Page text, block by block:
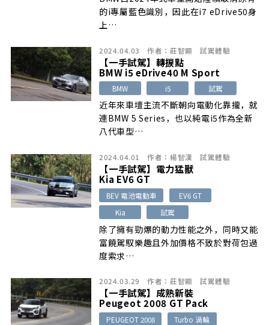
的i專屬藍色識別，因此在i7 eDrive50身
上…
2024.04.03 作者： 莊智顯 試駕體驗
【一手試駕】轉捩點
BMW i5 eDrive40 M Sport
BMW i5 試駕
近年來車壇主流不斷朝向電動化靠攏，就
連BMW 5 Series，也以純電i5作為全新
八代車型…
2024.04.01 作者： 楊智漢 試駕體驗
【一手試駕】電力猛獸
Kia EV6 GT
BEV 電池電動車
EV6 GT
Kia
試駕
除了擁有勁爆的動力性能之外，同時又能
富饒駕馭樂趣且外加價格不致於對荷包過
度索求…
2024.03.29 作者： 莊智顯 試駕體驗
【一手試駕】成熟新裝
Peugeot 2008 GT Pack
PEUGEOT 2008
Turbo 渦輪